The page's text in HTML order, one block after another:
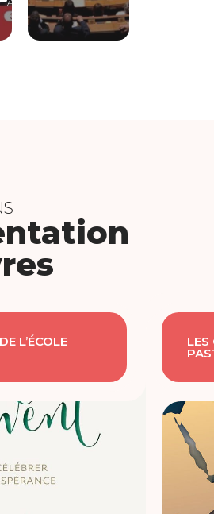
L’ÉCOLE LES